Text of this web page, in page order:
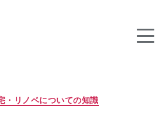
カ
・リノベについての知識